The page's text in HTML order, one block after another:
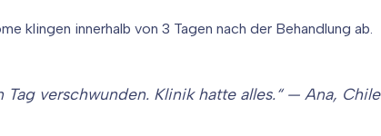
klingen innerhalb von 3 Tagen nach der Behandlung ab.
Tag verschwunden. Klinik hatte alles.“ — Ana, Chile